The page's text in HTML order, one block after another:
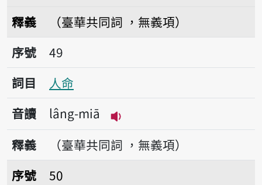
釋義
（臺華共同詞 ，無義項）
序號49人命
序號
49
詞目
人命
音讀
lâng-miā
播放音讀lâng-miā
釋義
（臺華共同詞 ，無義項）
序號50命理
序號
50